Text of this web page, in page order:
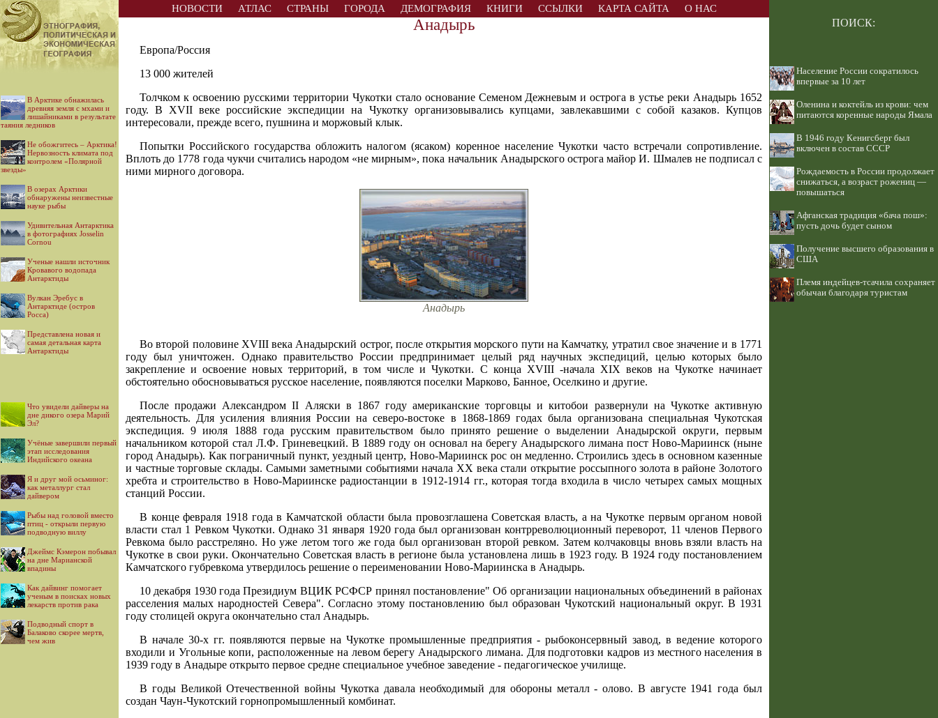
НОВОСТИ АТЛАС СТРАНЫ ГОРОДА ДЕМОГРАФИЯ КНИГИ ССЫЛКИ КАРТА САЙТА О НАС
В Арктике обнажилась
древняя земля с мхами и
лишайниками в результате
таяния ледников
Не обожгитесь – Арктика!
Нервозность климата под
контролем «Полярной
звезды»
В озерах Арктики
обнаружены неизвестные
науке рыбы
Удивительная Антарктика
в фотографиях Josselin
Cornou
Ученые нашли источник
Кровавого водопада
Антарктиды
Вулкан Эребус в
Антарктиде (остров
Росса)
Представлена новая и
самая детальная карта
Антарктиды
Что увидели дайверы на
дне дикого озера Марий
Эл?
Учёные завершили первый
этап исследования
Индийского океана
Я и друг мой осьминог:
как металлург стал
дайвером
Рыбы над головой вместо
птиц - открыли первую
подводную виллу
Джеймс Кэмерон побывал
на дне Марианской
впадины
Как дайвинг помогает
ученым в поисках новых
лекарств против рака
Подводный спорт в
Балаково скорее мертв,
чем жив
Анадырь
Европа/Россия
13 000 жителей
Толчком к освоению русскими территории Чукотки стало основание Семеном Дежневым и острога в устье реки Анадырь 1652
году. В XVII веке российские экспедиции на Чукотку организовывались купцами, завлекавшими с собой казаков. Купцов
интересовали, прежде всего, пушнина и моржовый клык.
Попытки Российского государства обложить налогом (ясаком) коренное население Чукотки часто встречали сопротивление.
Вплоть до 1778 года чукчи считались народом «не мирным», пока начальник Анадырского острога майор И. Шмалев не подписал с
ними мирного договора.
Анадырь
Во второй половине XVIII века Анадырский острог, после открытия морского пути на Камчатку, утратил свое значение и в 1771
году был уничтожен. Однако правительство России предпринимает целый ряд научных экспедиций, целью которых было
закрепление и освоение новых территорий, в том числе и Чукотки. С конца XVIII -начала XIX веков на Чукотке начинает
обстоятельно обосновываться русское население, появляются поселки Марково, Банное, Оселкино и другие.
После продажи Александром II Аляски в 1867 году американские торговцы и китобои развернули на Чукотке активную
деятельность. Для усиления влияния России на северо-востоке в 1868-1869 годах была организована специальная Чукотская
экспедиция. 9 июля 1888 года русским правительством было принято решение о выделении Анадырской округи, первым
начальником которой стал Л.Ф. Гриневецкий. В 1889 году он основал на берегу Анадырского лимана пост Ново-Мариинск (ныне
город Анадырь). Как пограничный пункт, уездный центр, Ново-Мариинск рос он медленно. Строились здесь в основном казенные
и частные торговые склады. Самыми заметными событиями начала ХХ века стали открытие россыпного золота в районе Золотого
хребта и строительство в Ново-Мариинске радиостанции в 1912-1914 гг., которая тогда входила в число четырех самых мощных
станций России.
В конце февраля 1918 года в Камчатской области была провозглашена Советская власть, а на Чукотке первым органом новой
власти стал 1 Ревком Чукотки. Однако 31 января 1920 года был организован контрреволюционный переворот, 11 членов Первого
Ревкома было расстреляно. Но уже летом того же года был организован второй ревком. Затем колчаковцы вновь взяли власть на
Чукотке в свои руки. Окончательно Советская власть в регионе была установлена лишь в 1923 году. В 1924 году постановлением
Камчатского губревкома утвердилось решение о переименовании Ново-Мариинска в Анадырь.
10 декабря 1930 года Президиум ВЦИК РСФСР принял постановление" Об организации национальных объединений в районах
расселения малых народностей Севера". Согласно этому постановлению был образован Чукотский национальный округ. В 1931
году столицей округа окончательно стал Анадырь.
В начале 30-х гг. появляются первые на Чукотке промышленные предприятия - рыбоконсервный завод, в ведение которого
входили и Угольные копи, расположенные на левом берегу Анадырского лимана. Для подготовки кадров из местного населения в
1939 году в Анадыре открыто первое средне специальное учебное заведение - педагогическое училище.
В годы Великой Отечественной войны Чукотка давала необходимый для обороны металл - олово. В августе 1941 года был
создан Чаун-Чукотский горнопромышленный комбинат.
ПОИСК:
Население России сократилось
впервые за 10 лет
Оленина и коктейль из крови: чем
питаются коренные народы Ямала
В 1946 году Кенигсберг был
включен в состав СССР
Рождаемость в России продолжает
снижаться, а возраст рожениц —
повышаться
Афганская традиция «бача пош»:
пусть дочь будет сыном
Получение высшего образования в
США
Племя индейцев-тсачила сохраняет
обычаи благодаря туристам